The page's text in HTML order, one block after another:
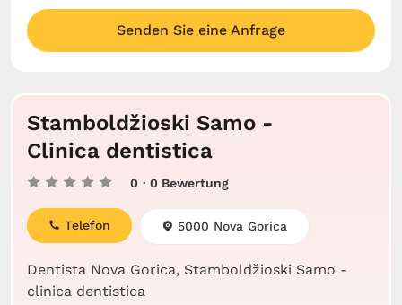
Senden Sie eine Anfrage
Stamboldžioski Samo -
Clinica dentistica
0 · 0 Bewertung
Dentista Nova Gorica, Stamboldžioski Samo -
clinica dentistica
Telefon 5000 Nova Gorica